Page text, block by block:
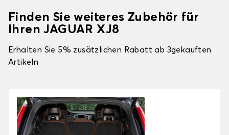
Finden Sie weiteres Zubehör für
Ihren JAGUAR XJ8
Erhalten Sie 5% zusätzlichen Rabatt ab 3gekauften
Artikeln